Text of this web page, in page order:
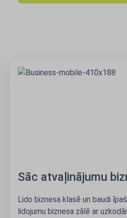
atvaļinājumu biznesa
klasē un baudi īpašas
biznesa zālē ar uzkodām un